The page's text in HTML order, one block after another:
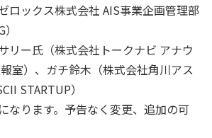
ロックス株式会社 AIS事業企画管理部
リー氏（株式会社トークナビ アナウ
室）、ガチ鈴木（株式会社角川アス
STARTUP）
なります。予告なく変更、追加の可